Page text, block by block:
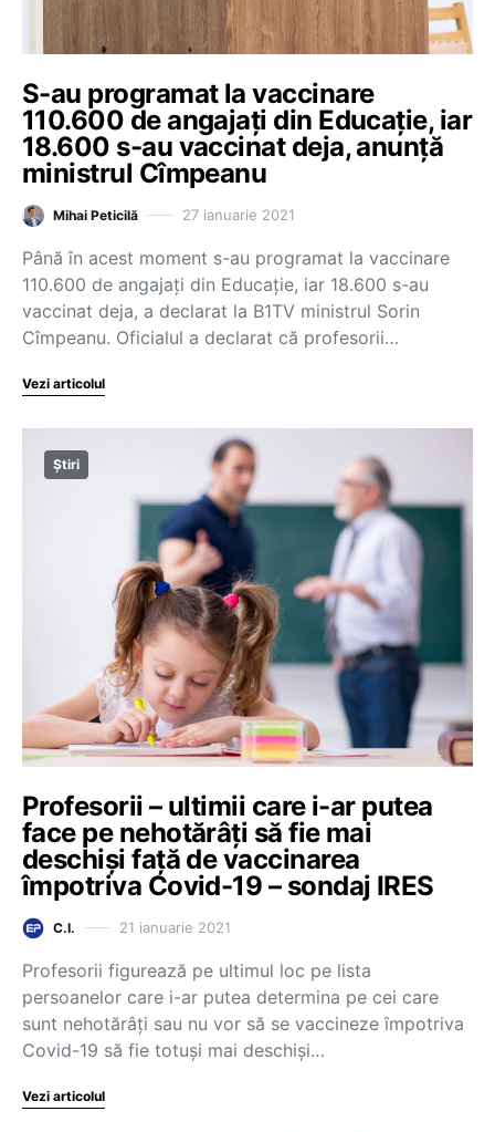
S-au programat la vaccinare
110.600 de angajați din Educație, iar
18.600 s-au vaccinat deja, anunță
ministrul Cîmpeanu
Mihai Peticilă 27 ianuarie 2021
Până în acest moment s-au programat la vaccinare
110.600 de angajați din Educație, iar 18.600 s-au
vaccinat deja, a declarat la B1TV ministrul Sorin
Cîmpeanu. Oficialul a declarat că profesorii…
Vezi articolul
Știri
Profesorii – ultimii care i-ar putea
face pe nehotărâți să fie mai
deschiși față de vaccinarea
împotriva Covid-19 – sondaj IRES
C.I. 21 ianuarie 2021
Profesorii figurează pe ultimul loc pe lista
persoanelor care i-ar putea determina pe cei care
sunt nehotărâți sau nu vor să se vaccineze împotriva
Covid-19 să fie totuși mai deschiși…
Vezi articolul